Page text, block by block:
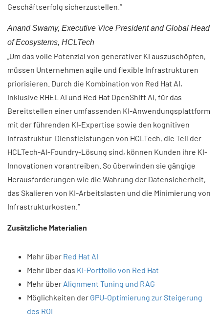
Geschäftserfolg sicherzustellen.“
Anand Swamy, Executive Vice President and Global Head
of Ecosystems, HCLTech
„Um das volle Potenzial von generativer KI auszuschöpfen,
müssen Unternehmen agile und flexible Infrastrukturen
priorisieren. Durch die Kombination von Red Hat AI,
inklusive RHEL AI und Red Hat OpenShift AI, für das
Bereitstellen einer umfassenden KI-Anwendungsplattform
mit der führenden KI-Expertise sowie den kognitiven
Infrastruktur-Dienstleistungen von HCLTech, die Teil der
HCLTech-AI-Foundry-Lösung sind, können Kunden ihre KI-
Innovationen vorantreiben. So überwinden sie gängige
Herausforderungen wie die Wahrung der Datensicherheit,
das Skalieren von KI-Arbeitslasten und die Minimierung von
Infrastrukturkosten.“
Zusätzliche Materialien
Mehr über Red Hat AI
Mehr über das KI-Portfolio von Red Hat
Mehr über Alignment Tuning und RAG
Möglichkeiten der GPU-Optimierung zur Steigerung
des ROI